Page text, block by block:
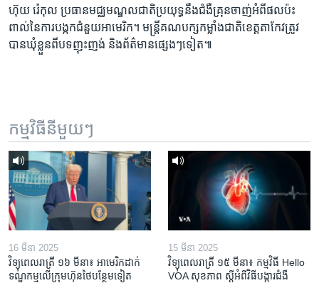
ហ៊ុយ ​រ៉េកុល ប្រធាន​មជ្ឈ​មណ្ឌល​ជាតិ​ប្រយុទ្ធ​នឹង​ជំងឺ​គ្រុន​ចាញ់​អំពី​ផលប៉ះ
ពាល់​នៃ​ការ​បង្កក​ជំនួយ​អាមេរិក។ មន្រ្តី​គណ​បក្ស​កម្លាំង​ជាតិ​ខេត្ត​តាកែវ​ត្រូវ​
បាន​ឃុំ​ខ្លួន​ពី​បទ​ញុះញង់ និង​ព័ត៌មាន​ផ្សេងៗ​ទៀត៕
កម្មវិធី​នីមួយៗ
16 មីនា 2025
វិទ្យុពេលរាត្រី ១៦ មីនា៖ អាមេរិក​ដាក់​
ទណ្ឌកម្ម​លើ​ក្រុមហ៊ុន​ថៃ​បន្ថែម​ទៀត​
15 មីនា 2025
វិទ្យុពេលរាត្រី ១៥ មីនា៖ កម្មវិធី ​Hello
VOA សុខភាព ស្ដី​អំពី​វិធី​បង្ការ​ជំងឺ​